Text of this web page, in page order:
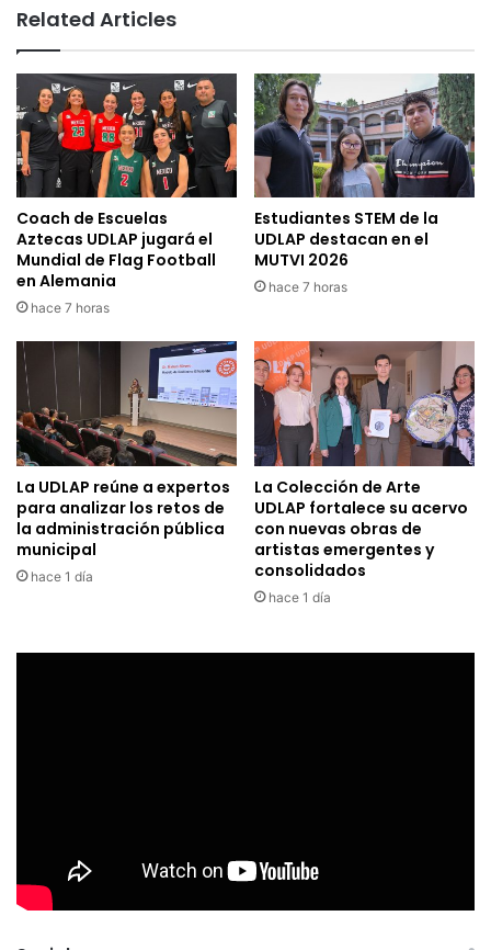
Related Articles
Coach de Escuelas
Aztecas UDLAP jugará el
Mundial de Flag Football
en Alemania
hace 7 horas
Estudiantes STEM de la
UDLAP destacan en el
MUTVI 2026
hace 7 horas
La UDLAP reúne a expertos
para analizar los retos de
la administración pública
municipal
hace 1 día
La Colección de Arte
UDLAP fortalece su acervo
con nuevas obras de
artistas emergentes y
consolidados
hace 1 día